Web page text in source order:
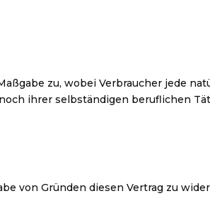
zu, wobei Verbraucher jede
ihrer selbständigen beruflichen
von Gründen diesen Vertrag zu